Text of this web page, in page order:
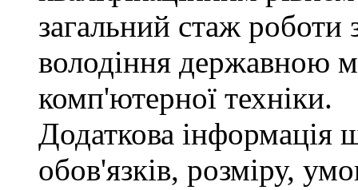
загальний стаж
володіння державною
комп'ютерної техніки.
Додаткова інформація
обов'язків, розміру,